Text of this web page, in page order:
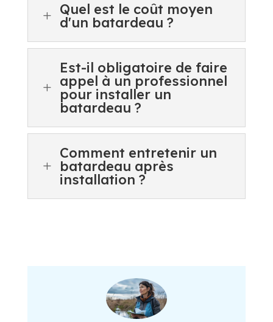
L Quel est le coût moyen
d'un batardeau ?
L
Est-il obligatoire de faire
appel à un professionnel
pour installer un
batardeau ?
L
Comment entretenir un
batardeau après
installation ?